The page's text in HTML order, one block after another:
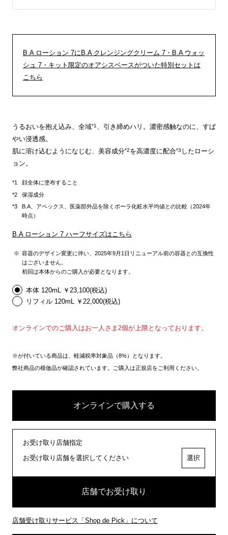
B.A ローション 7にB.A クレンジングクリーム 7・B.A ウォッ
シュ 7・キット限定のオアシスベースがついた特別セットは
こちら
うるおいを抱え込み、全域*1 、引き締めハリ。濃密感触なのに、すば
やい浸透感。
肌に溶け込むようになじむ、美容成分*2を高濃度に配合*3 したローシ
ョン。
顔全体に塗布すること
保湿成分
B.A、アペックス、医薬部外品を除くポーラ化粧水平均値との比較（2024年
時点）
B.A ローション 7 ハーフサイズはこちら
容器のデザイン変更に伴い、2025年9月1日リニューアル前の容器との互換性
はございません。
初回は本体からのご購入が必要となります。
本体 120mL ￥23,100(税込)
リフィル 120mL ￥22,000(税込)
オンラインでのご購入はお一人さま2個が上限となっております。
※が付いている商品は、軽減税率対象品（8%）となります。
弊社商品の模倣品が確認されています。ご購入は正規店をご利用ください。
オンラインで購入する
お受け取り店舗指定
お受け取り店舗を選択してください
選択
店舗でお受け取り
店舗受け取りサービス「Shop de Pick」について